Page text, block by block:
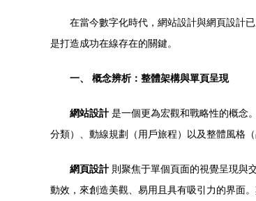
在當今數字化時代，網站設計與網頁設計
是打造成功在線存在的關鍵。
一、 概念辨析：整體架構與單頁呈現
網站設計是一個更為宏觀和戰略性的概念
分類）、動線規劃（用戶旅程）以及整體風格
網頁設計則聚焦于單個頁面的視覺呈現與
動效，來創造美觀、易用且具有吸引力的界面